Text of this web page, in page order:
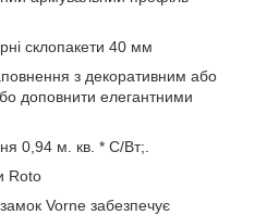
склопакети 40 мм
з декоративним або
доповнити елегантними
0,94 м. кв. * С/Вт;.
Roto
Vorne забезпечує